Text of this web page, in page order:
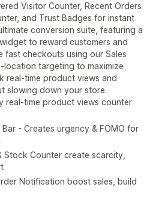
Visitor Counter, Recent Orders
and Trust Badges for instant
conversion suite, featuring a
to reward customers and
fast checkouts using our Sales
location targeting to maximize
real-time product views and
slowing down your store.
real-time product views counter
- Creates urgency & FOMO for
Stock Counter create scarcity,
Notification boost sales, build